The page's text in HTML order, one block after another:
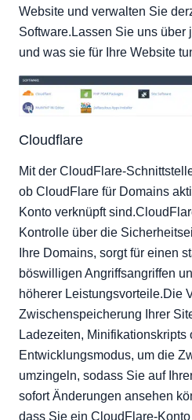
MultiPHP Manager
MultiPHP INI Editor
Softaculous Apps Installer
Website und verwalten Sie
Software.Lassen Sie uns über
und was sie für Ihre Website
Cloudflare
Mit der CloudFlare-
ob CloudFlare für Domains
Konto verknüpft
Kontrolle über die
Ihre Domains, sorgt für einen
böswilligen Angriffsangriffen
höherer Leistungsvorteile.Die
Zwischenspeicherung Ihrer
Ladezeiten, Minifikationskripts
Entwicklungsmodus, um die
umzingeln, sodass Sie auf
sofort Änderungen ansehen
dass Sie ein CloudFlare-